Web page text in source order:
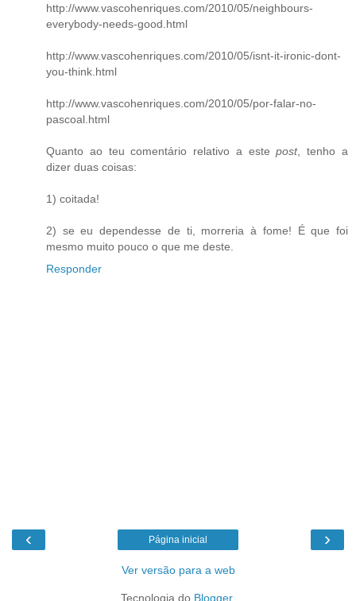
http://www.vascohenriques.com/2010/05/neighbours-
everybody-needs-good.html
http://www.vascohenriques.com/2010/05/isnt-it-ironic-dont-
you-think.html
http://www.vascohenriques.com/2010/05/por-falar-no-
pascoal.html
Quanto ao teu comentário relativo a estepost, tenho a
dizer duas coisas:
1) coitada!
2) se eu dependesse de ti, morreria à fome! É que foi
mesmo muito pouco o que me deste.
Responder
‹ ›
Página inicial
Ver versão para a web
Tecnologia do Blogger.